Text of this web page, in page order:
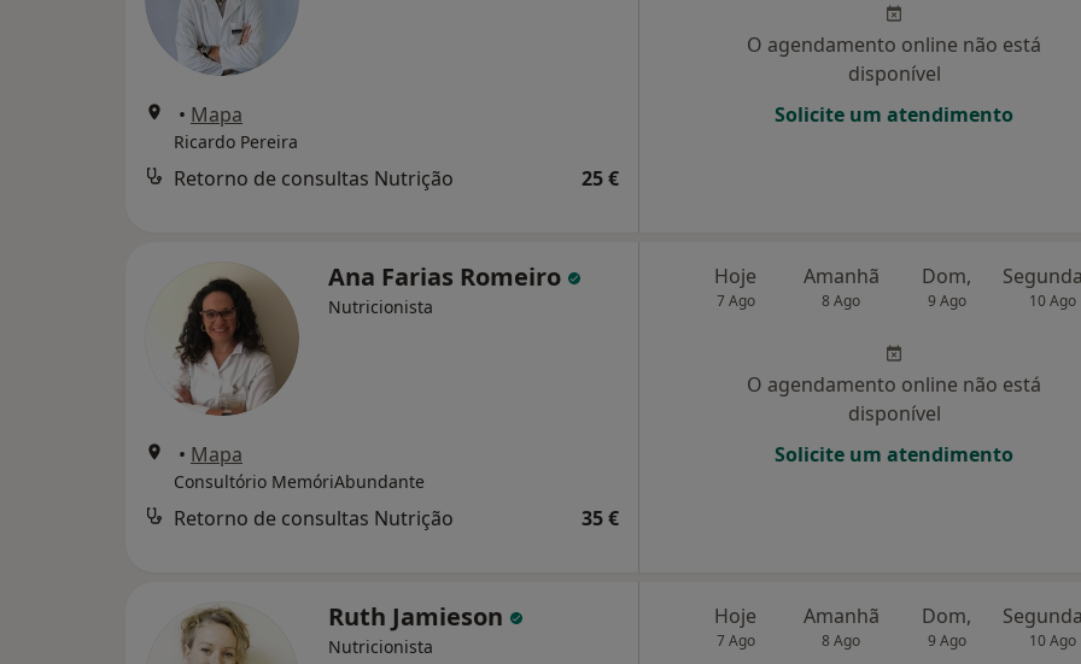
• Mapa
Ricardo Pereira
Retorno de consultas Nutrição 25 €
O agendamento online não está
disponível
Solicite um atendimento
Ana Farias Romeiro
Nutricionista
• Mapa
Consultório MemóriAbundante
Retorno de consultas Nutrição 35 €
Hoje
7 Ago
Amanhã
8 Ago
Dom,
9 Ago 10 Ago
O agendamento online não está
disponível
Solicite um atendimento
Ruth Jamieson
Nutricionista
Hoje
7 Ago
Amanhã
8 Ago
Dom,
9 Ago 10 Ago